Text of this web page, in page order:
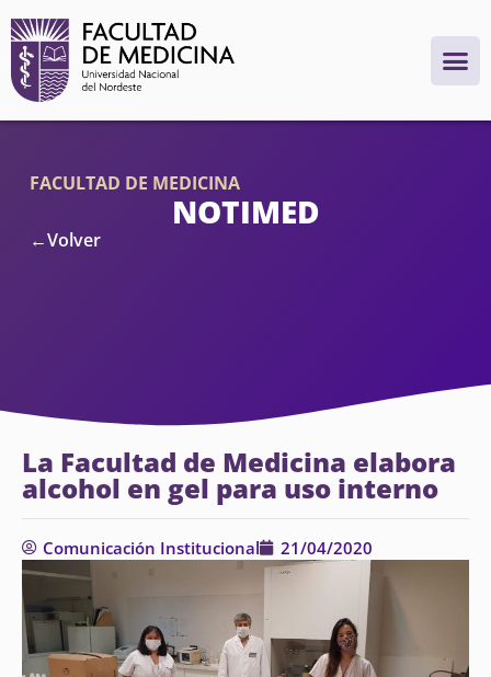
FACULTAD DE MEDICINA
NOTIMED
←Volver
La Facultad de Medicina elabora
alcohol en gel para uso interno
Comunicación Institucional 21/04/2020